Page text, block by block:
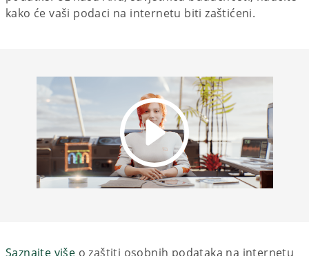
kako će vaši podaci na internetu biti zaštićeni.
Saznajte više o zaštiti osobnih podataka na internetu